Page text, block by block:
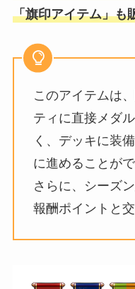
「旗印アイテム」も
このアイテムは
ティに直接メダ
く、デッキに装
に進めることがで
さらに、シーズ
報酬ポイントと